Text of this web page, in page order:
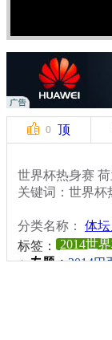
0 顶
世界杯热身赛
关键词：世界杯
分类名称： 体
标签：
2014世
专题：2014巴